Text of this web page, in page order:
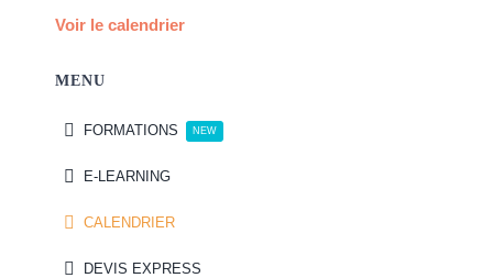
Voir le calendrier
MENU
FORMATIONS NEW
E-LEARNING
CALENDRIER
DEVIS EXPRESS